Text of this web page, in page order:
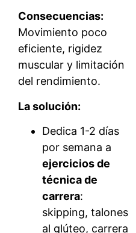
Consecuencias:
Movimiento poco
eficiente, rigidez
muscular y limitación
del rendimiento.
La solución:
Dedica 1-2 días
por semana a
ejercicios de
técnica de
carrera:
skipping, talones
al glúteo, carrera